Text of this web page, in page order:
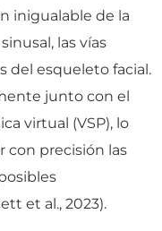
inigualable de la
las vías
del esqueleto facial.
junto con el
virtual (VSP), lo
con precisión las
et al., 2023).